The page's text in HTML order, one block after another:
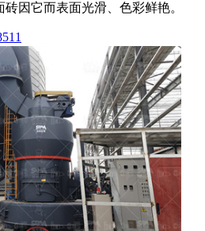
因它而表面光滑、色彩鲜艳。